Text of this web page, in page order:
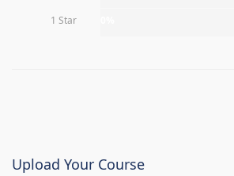
1 Star
Upload Your Course